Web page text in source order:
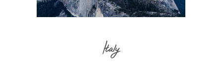
Italy